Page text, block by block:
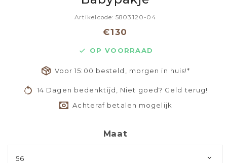
Artikelcode: 5803120-04
€130
OP VOORRAAD
Voor 15:00 besteld, morgen in huis!*
14 Dagen bedenktijd, Niet goed? Geld terug!
Achteraf betalen mogelijk
Maat
56